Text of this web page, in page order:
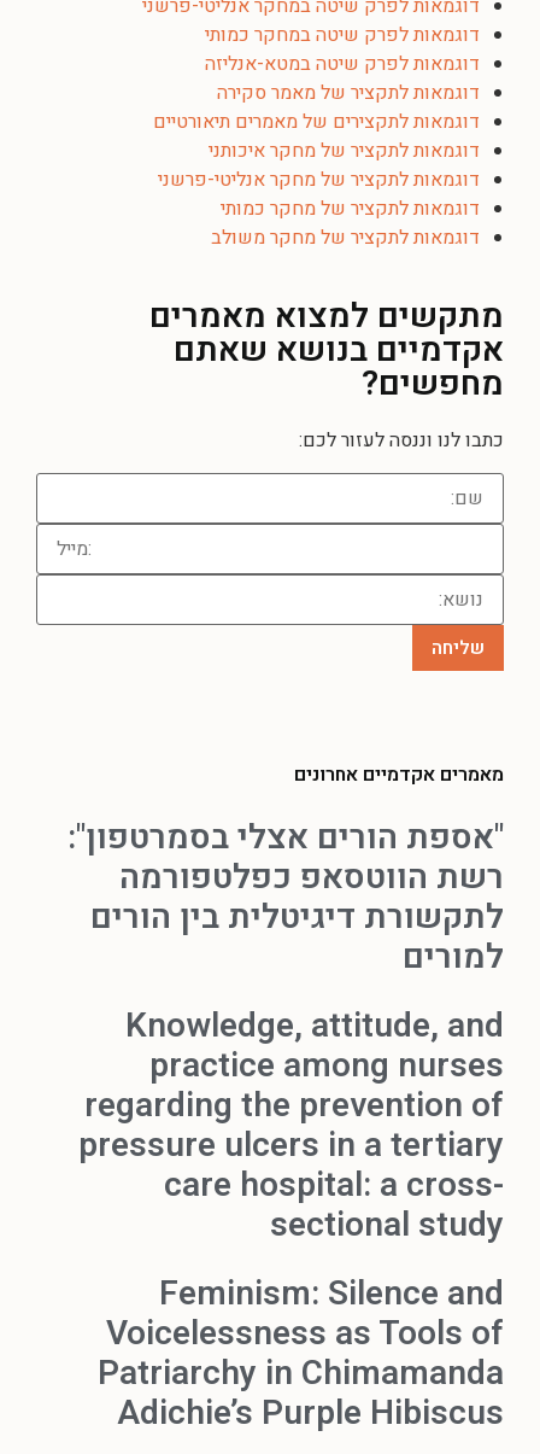
דוגמאות לפרק שיטה במחקר אנליטי-פרשני
דוגמאות לפרק שיטה במחקר כמותי
דוגמאות לפרק שיטה במטא-אנליזה
דוגמאות לתקציר של מאמר סקירה
דוגמאות לתקצירים של מאמרים תיאורטיים
דוגמאות לתקציר של מחקר איכותני
דוגמאות לתקציר של מחקר אנליטי-פרשני
דוגמאות לתקציר של מחקר כמותי
דוגמאות לתקציר של מחקר משולב
מתקשים למצוא מאמרים
אקדמיים בנושא שאתם
מחפשים?
כתבו לנו וננסה לעזור לכם:
מאמרים אקדמיים אחרונים
"אספת הורים אצלי בסמרטפון":
רשת הווטסאפ כפלטפורמה
לתקשורת דיגיטלית בין הורים
למורים
Knowledge, attitude, and
practice among nurses
regarding the prevention of
pressure ulcers in a tertiary
care hospital: a cross-
sectional study
Feminism: Silence and
Voicelessness as Tools of
Patriarchy in Chimamanda
Adichie’s Purple Hibiscus